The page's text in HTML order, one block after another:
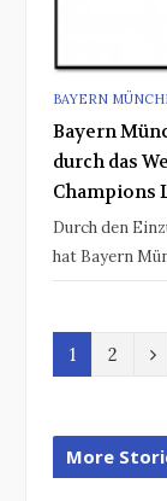
BAYERN
Bayern
durch das
Champions
Durch den
hat Bayern
1 2
N
x
t
More